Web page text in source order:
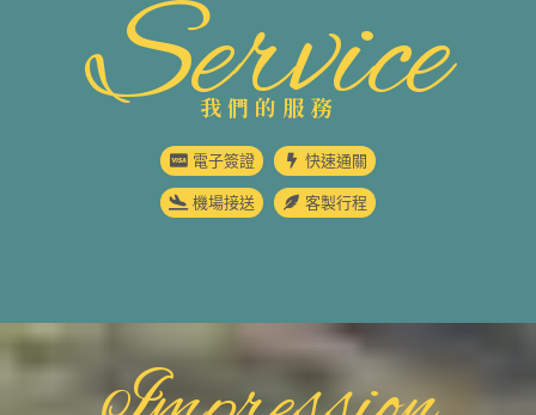
Service
我們的服務
電子簽證 快速通關
機場接送 客製行程